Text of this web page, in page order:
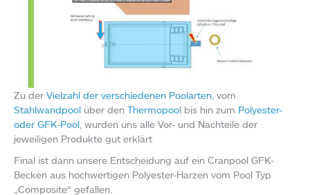
Zu der Vielzahl der verschiedenen Poolarten , vom
Stahlwandpool über den Thermopool bis hin zum Polyester-
oder GFK-Pool , wurden uns alle Vor- und Nachteile der
jeweiligen Produkte gut erklärt
Final ist dann unsere Entscheidung auf ein Cranpool GFK-
Becken aus hochwertigen Polyester-Harzen vom Pool Typ
„Composite“ gefallen.